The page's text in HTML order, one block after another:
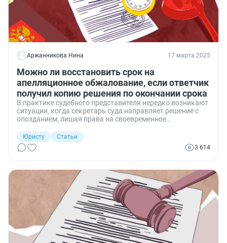
Аржанникова Нина 17 марта 2025
Можно ли восстановить срок на
апелляционное обжалование, если ответчик
получил копию решения по окончании срока
В практике судебного представителя нередко возникают
ситуации, когда секретарь суда направляет решение с
опозданием, лишая права на своевременное
не могла представить в суд жалобу вовремя. Являются
ли эти обстоятельства основанием для восстановления
пропущенного срока для апелляции, или апеллянт
получения решения? Здесь я поделюсь своими
соображениями со ссылкой на судебную практику и
нормы действующего процессуального
законодательства.
Юристу
Статьи
3 614